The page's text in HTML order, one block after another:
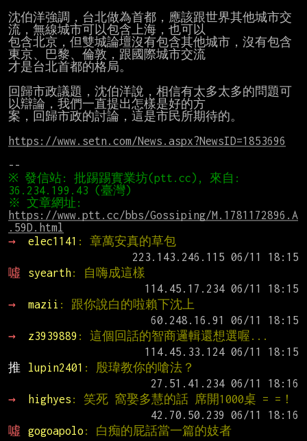
沈伯洋強調，台北做為首都，應該跟世界其他城市交
流，無線城市可以包含上海，也可以
包含北京，但雙城論壇沒有包含其他城市，沒有包含
東京、巴黎、倫敦，跟國際城市交流
才是台北首都的格局。
回歸市政議題，沈伯洋說，相信有太多太多的問題可
以辯論，我們一直提出怎樣是好的方
案，回歸市政的討論，這是市民所期待的。
https://www.setn.com/News.aspx?NewsID=1853696
※ 發信站: 批踢踢實業坊(ptt.cc), 來自:
https://www.ptt.cc/bbs/Gossiping/M.1781172896.A
.59D.html
→
elec1141 : 章萬安真的草包
噓
syearth: 自嗨成這樣
→
mazii : 跟你說白的啦賴下沈上
→
z3939889 : 這個回話的智商邏輯還想選喔...
推
lupin2401 : 殷瑋教你的嗆法？
→
highyes : 笑死 窩娶多慧的話 席開1000桌 = =！
噓
gogoapolo : 白痴的屁話當一篇的妓者